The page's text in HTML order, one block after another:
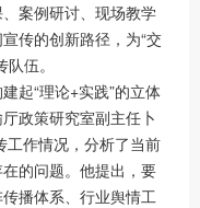
案例研讨、现场教学
传的创新路径，为“交
伍。
起“理论+实践”的立体
政策研究室副主任卜
工作情况，分析了当前
的问题。他提出，要
播体系、行业舆情工